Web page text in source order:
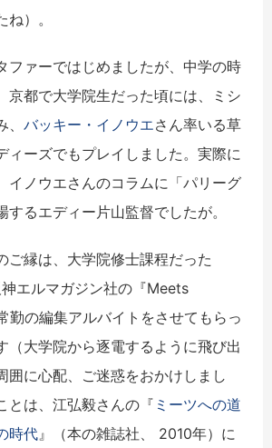
）。
ファーではじめましたが、中学の時
京都で大学院生だった頃には、ミシ
バッキー・イノウエさん率いる草
ィーズでもプレイしました。実際に
イノウエさんのコラムに「パリーグ
するエディー片山監督でしたが。
ご縁は、大学院修士課程だった
エルマガジン社の『Meets
勤の編集アルバイトをさせてもらっ
（大学院から逐電するように飛び出
囲に心配、ご迷惑をおかけしまし
とは、江弘毅さんの『 ミーツへの道
時代』（本の雑誌社、 2010年）に